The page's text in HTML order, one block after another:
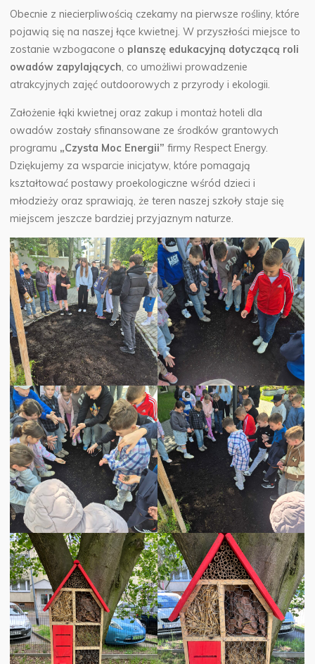
Obecnie z niecierpliwością czekamy na pierwsze rośliny, które
pojawią się na naszej łące kwietnej. W przyszłości miejsce to
zostanie wzbogacone o planszę edukacyjną dotyczącą roli
owadów zapylających, co umożliwi prowadzenie
atrakcyjnych zajęć outdoorowych z przyrody i ekologii.
Założenie łąki kwietnej oraz zakup i montaż hoteli dla
owadów zostały sfinansowane ze środków grantowych
programu „Czysta Moc Energii” firmy Respect Energy.
Dziękujemy za wsparcie inicjatyw, które pomagają
kształtować postawy proekologiczne wśród dzieci i
młodzieży oraz sprawiają, że teren naszej szkoły staje się
miejscem jeszcze bardziej przyjaznym naturze.